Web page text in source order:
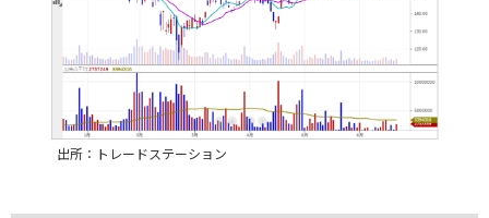
出所：トレードステーション